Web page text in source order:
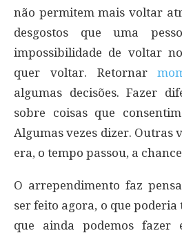
não permitem mais voltar
desgostos que uma
impossibilidade de voltar
quer voltar. Retornar
algumas decisões. Fazer
sobre coisas que
Algumas vezes dizer. Outras
era, o tempo passou, a
O arrependimento faz
ser feito agora, o que poderia
que ainda podemos fazer